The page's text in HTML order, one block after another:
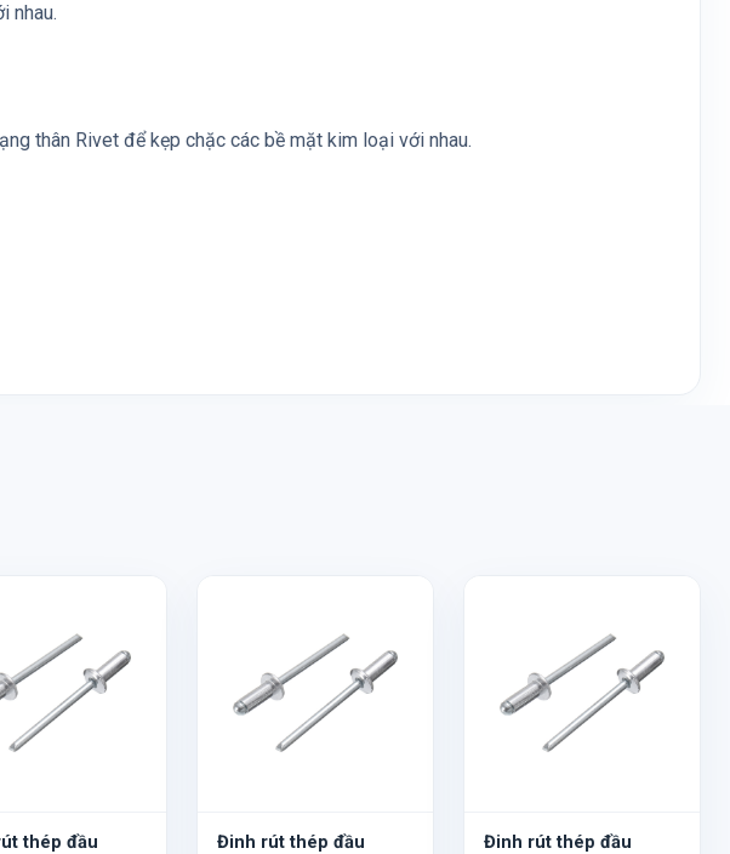
nhau.
thân Rivet để kẹp chặc các bề mặt kim loại với nhau.
thép đầu
Đinh rút thép đầu
Đinh rút thép đầu